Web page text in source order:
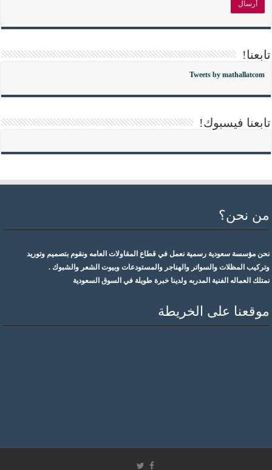
تابعنا!
Tweets by mathallatcom
تابعنا فيسبوك!
من نحن؟
نحن مؤسسة سعودية رسمية نعمل في قطاع المقاولات العامه ونقوم بتصميم وتوريد
وتركيب المظلات والسواتر والهناجر والمستودعات وبيوت الشعر والشبوك .
نمتلك العماله الفنية المدربه ولدينا خبرة طويلة في السوق السعودية
موقعنا على الخريطة